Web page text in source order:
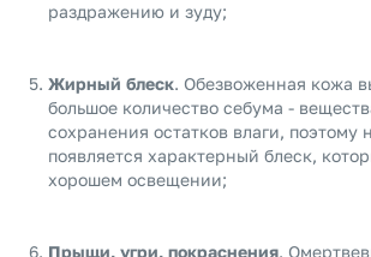
раздражению и зуду;
Жирный блеск. Обезвоженная кожа
большое количество себума -
сохранения остатков влаги, поэтому
появляется характерный блеск,
хорошем освещении;
Прыщи, угри, покраснения.